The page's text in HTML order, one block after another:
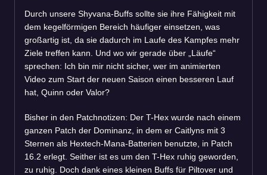
Durch unsere Shyvana-Buffs sollte sie ihre Fähigkeit mit
dem kegelförmigen Bereich häufiger einsetzen, was
großartig ist, da sie dadurch im Laufe des Kampfes mehr
Ziele treffen kann. Und wo wir gerade über „Läufe“
sprechen: Ich bin mir nicht sicher, wer im animierten
Video zum Start der neuen Saison einen besseren Lauf
hat, Quinn oder Valor?
Bisher in den Patchnotizen: Der T-Hex wurde nach einem
ganzen Patch der Dominanz, in dem er Caitlyns mit 3
Sternen als Hextech-Mana-Batterien benutzte, in Patch
16.2 erlegt. Seither ist es um den T-Hex ruhig geworden,
zu ruhig. Doch dank eines kleinen Buffs für Piltover und